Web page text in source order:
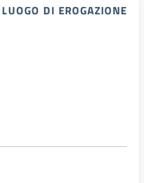
LUOGO DI EROGAZIONE